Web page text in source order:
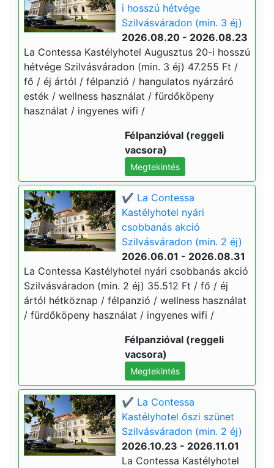
i hosszú hétvége
Szilvásváradon (min. 3 éj)
2026.08.20 - 2026.08.23
La Contessa Kastélyhotel Augusztus 20-i hosszú
hétvége Szilvásváradon (min. 3 éj) 47.255 Ft /
fő / éj ártól / félpanzió / hangulatos nyárzáró
esték / wellness használat / fürdőköpeny
használat / ingyenes wifi /
Félpanzióval (reggeli
vacsora)
Megtekintés
✔️ La Contessa
Kastélyhotel nyári
csobbanás akció
Szilvásváradon (min. 2 éj)
2026.06.01 - 2026.08.31
La Contessa Kastélyhotel nyári csobbanás akció
Szilvásváradon (min. 2 éj) 35.512 Ft / fő / éj
ártól hétköznap / félpanzió / wellness használat
/ fürdőköpeny használat / ingyenes wifi /
Félpanzióval (reggeli
vacsora)
Megtekintés
✔️ La Contessa
Kastélyhotel őszi szünet
Szilvásváradon (min. 2 éj)
2026.10.23 - 2026.11.01
La Contessa Kastélyhotel